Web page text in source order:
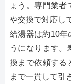
ょう。専門業
や交換で対応し
給湯器は約10年
うになります。
換まで依頼する
まで一貫して引